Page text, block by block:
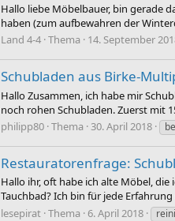
Hallo liebe Möbelbauer, bin gerade
haben (zum aufbewahren der
Land 4-4 Thema 14. September
Schubladen aus Birke-
Hallo Zusammen, ich habe mir
noch rohen Schubladen. Zuerst mit
philipp80 Thema 30. April 2018
Restauratorenfrage:
Hallo ihr, oft habe ich alte Möbel,
Tauchbad? Ich bin für jede Erfahrung
lesepirat Thema 6. April 2018